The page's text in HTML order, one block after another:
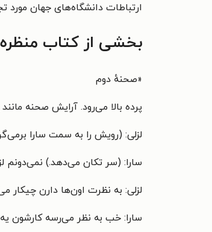
ارتباطات دانشگاه‌های جهان مورد
بخشی از کتاب منظره
«صحنهٔ دوم
پرده بالا می‌رود. آرایش صحنه
لزلی: (رویش را به سمت سارا
سارا: (سر تکان می‌دهد.) نمی‌دونم
لزلی: به نظرت اون‌ها دارن چیکار
سارا: خب به نظر می‌رسه کارشون